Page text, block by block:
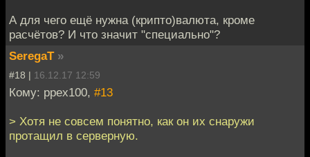
А для чего ещё нужна (крипто)валюта, кроме
расчётов? И что значит "специально"?
SeregaT »
#18 | 16.12.17 12:59
Кому: ppex100, #13
> Хотя не совсем понятно, как он их снаружи
протащил в серверную.